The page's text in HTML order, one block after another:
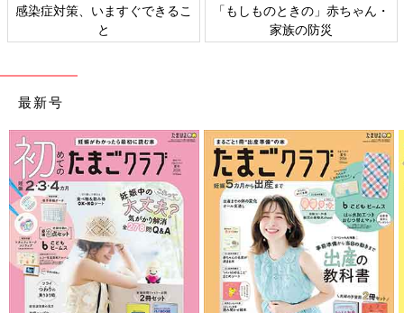
感染症対策、いますぐできるこ
と
「もしものときの」赤ちゃん・
家族の防災
最新号